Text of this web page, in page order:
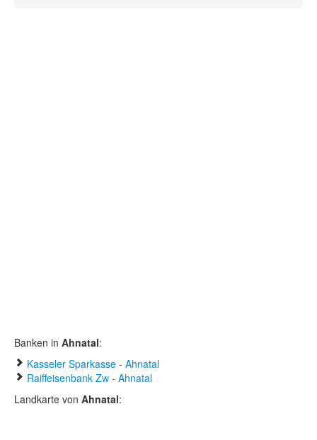
Banken in Ahnatal:
Kasseler Sparkasse - Ahnatal
Raiffeisenbank Zw - Ahnatal
Landkarte von Ahnatal: